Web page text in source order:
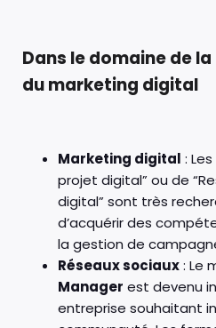
Dans le domaine de
du marketing digital
Marketing digital :
projet digital” ou de
digital” sont très
d’acquérir des
la gestion de
Réseaux sociaux: Le
Manager est devenu
entreprise souhaitant